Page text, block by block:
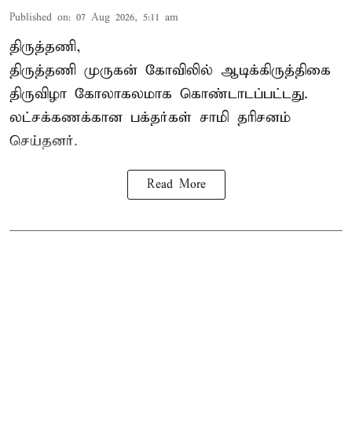
Published on: 07 Aug 2026, 5:11 am
திருத்தணி,
திருத்தணி முருகன் கோவிலில் ஆடிக்கிருத்திகை
திருவிழா கோலாகலமாக கொண்டாடப்பட்டது.
லட்சக்கணக்கான பக்தர்கள் சாமி தரிசனம்
செய்தனர்.
Read More